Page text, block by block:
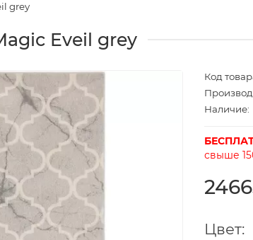
grey
Eveil grey
Код
Наличие:
свыше
Цвет: